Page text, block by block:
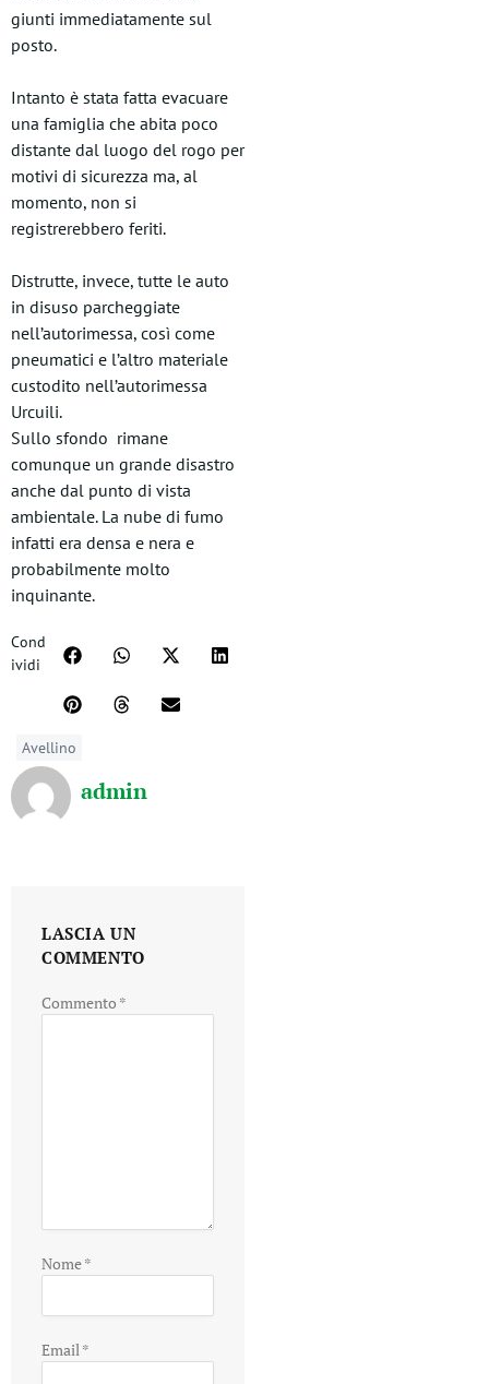
giunti immediatamente sul
posto.
Intanto è stata fatta evacuare
una famiglia che abita poco
distante dal luogo del rogo per
motivi di sicurezza ma, al
momento, non si
registrerebbero feriti.
Distrutte, invece, tutte le auto
in disuso parcheggiate
nell’autorimessa, così come
pneumatici e l’altro materiale
custodito nell’autorimessa
Urcuili.
Sullo sfondo rimane
comunque un grande disastro
anche dal punto di vista
ambientale. La nube di fumo
infatti era densa e nera e
probabilmente molto
inquinante.
Cond
ividi
Avellino
admin
LASCIA UN
COMMENTO
Commento *
Nome*
Email*